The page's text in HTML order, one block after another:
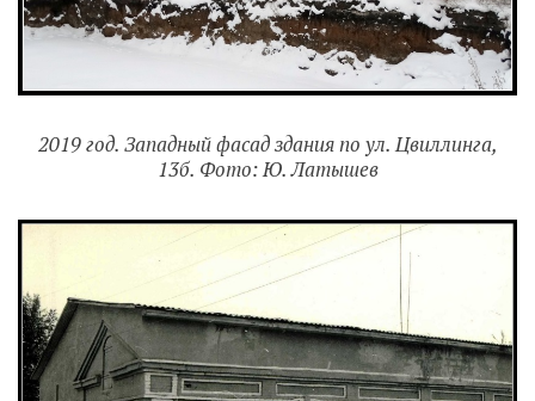
2019 год. Западный фасад здания по ул. Цвиллинга,
13б. Фото: Ю. Латышев